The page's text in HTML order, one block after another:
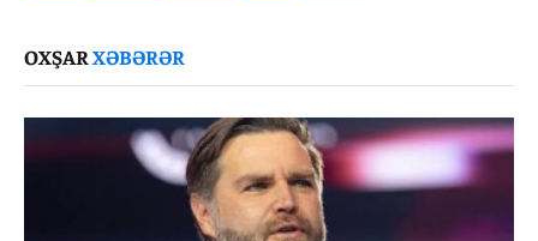
OXŞARXƏBƏRƏR